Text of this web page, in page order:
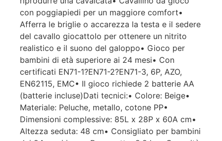
con poggiapiedi per un maggiore comfort•
Afferra le briglie o accarezza la testa e il sedere
del cavallo giocattolo per ottenere un nitrito
realistico e il suono del galoppo• Gioco per
bambini di età superiore ai 24 mesi• Con
certificati EN71-1?EN71-2?EN71-3, 6P, AZO,
EN62115, EMC• Il gioco richiede 2 batterie AA
(batterie incluse)Dati tecnici:• Colore: Beige•
Materiale: Peluche, metallo, cotone PP•
Dimensioni complessive: 85L x 28P x 60A cm•
Altezza seduta: 48 cm• Consigliato per bambini